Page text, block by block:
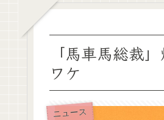
「馬車馬総裁
ワケ
ニュース